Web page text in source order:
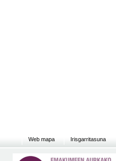
Web mapa Irisgarritasuna